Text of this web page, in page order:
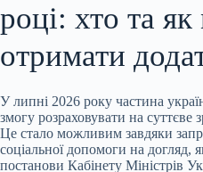
році: хто та
отримати
У липні 2026 року частина
змогу розраховувати на суттєве
Це стало можливим завдяки
соціальної допомоги на догляд,
постанови Кабінету Міністрів